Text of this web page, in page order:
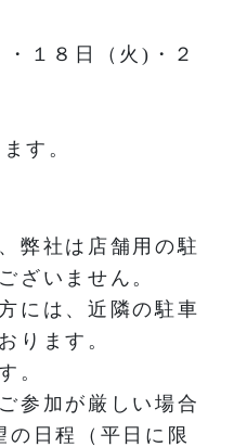
１８日（火)・２
す。
弊社は店舗用の駐
ざいません。
には、近隣の駐車
ります。
。
参加が厳しい場合
の日程（平日に限